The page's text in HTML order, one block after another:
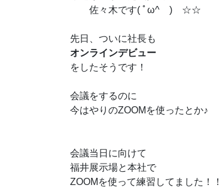
佐々木です( ﾟω^ )ゝ☆☆
先日、ついに社長も
オンラインデビュー
をしたそうです！
会議をするのに
今はやりのZOOMを使ったとか♪
会議当日に向けて
福井展示場と本社で
ZOOMを使って練習してました！！